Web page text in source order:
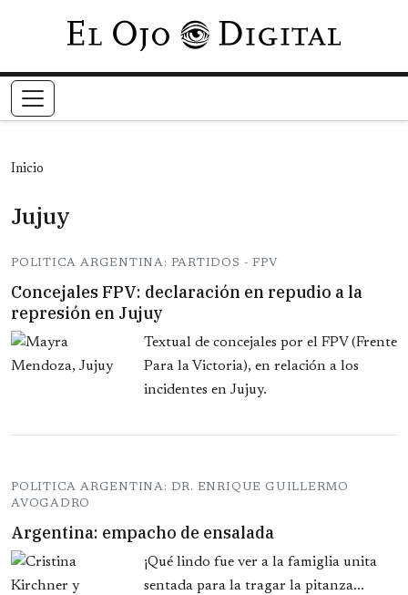
Pasar al contenido principal
Inicio
Jujuy
POLITICA ARGENTINA: PARTIDOS - FPV
Concejales FPV: declaración en repudio a la
represión en Jujuy
Textual de concejales por el FPV (Frente
Para la Victoria), en relación a los
incidentes en Jujuy.
POLITICA ARGENTINA: DR. ENRIQUE GUILLERMO
AVOGADRO
Argentina: empacho de ensalada
¡Qué lindo fue ver a la famiglia unita
sentada para la tragar la pitanza...